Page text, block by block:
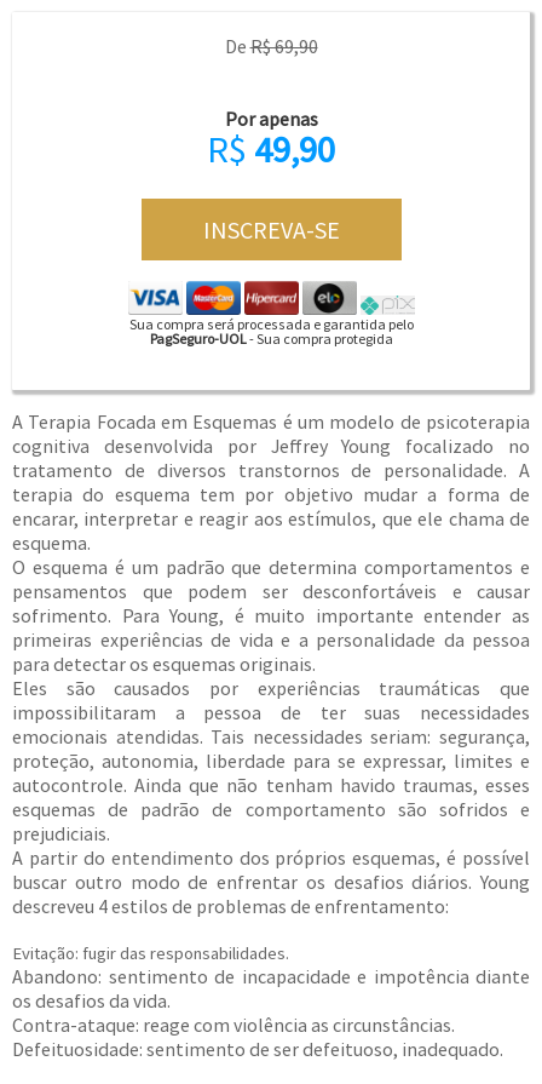
DeR$ 69,90
Por apenas
R$ 49,90
Sua compra será processada e garantida pelo
PagSeguro-UOL- Sua compra protegida
A Terapia Focada em Esquemas é um modelo de psicoterapia
cognitiva desenvolvida por Jeffrey Young focalizado no
tratamento de diversos transtornos de personalidade. A
terapia do esquema tem por objetivo mudar a forma de
encarar, interpretar e reagir aos estímulos, que ele chama de
esquema.
O esquema é um padrão que determina comportamentos e
pensamentos que podem ser desconfortáveis e causar
sofrimento. Para Young, é muito importante entender as
primeiras experiências de vida e a personalidade da pessoa
para detectar os esquemas originais.
Eles são causados por experiências traumáticas que
impossibilitaram a pessoa de ter suas necessidades
emocionais atendidas. Tais necessidades seriam: segurança,
proteção, autonomia, liberdade para se expressar, limites e
autocontrole. Ainda que não tenham havido traumas, esses
esquemas de padrão de comportamento são sofridos e
prejudiciais.
A partir do entendimento dos próprios esquemas, é possível
buscar outro modo de enfrentar os desafios diários. Young
descreveu 4 estilos de problemas de enfrentamento:
Evitação: fugir das responsabilidades.
Abandono: sentimento de incapacidade e impotência diante
os desafios da vida.
Contra-ataque: reage com violência as circunstâncias.
Defeituosidade: sentimento de ser defeituoso, inadequado.